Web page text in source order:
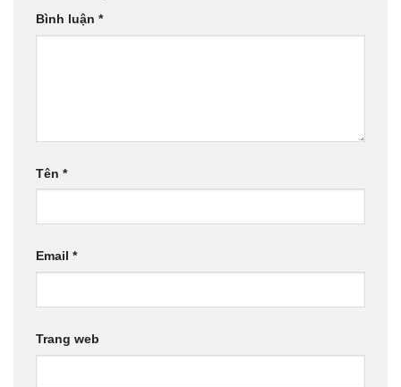
Bình luận *
Tên *
Email *
Trang web